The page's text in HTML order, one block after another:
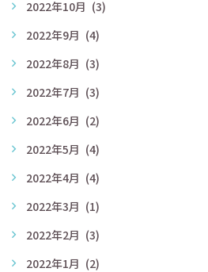
2022年10月 (3)
2022年9月 (4)
2022年8月 (3)
2022年7月 (3)
2022年6月 (2)
2022年5月 (4)
2022年4月 (4)
2022年3月 (1)
2022年2月 (3)
2022年1月 (2)